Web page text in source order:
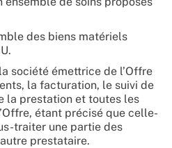
des biens matériels
société émettrice de l’Offre
la facturation, le suivi de
la prestation et toutes les
étant précisé que celle-
traiter une partie des
prestataire.